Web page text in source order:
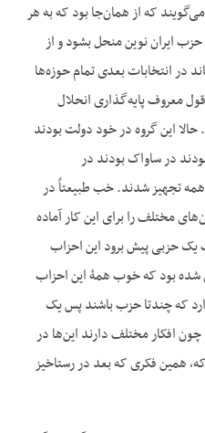
که از همان‌جا بود که به هر
ایران نوین منحل بشود و از
در انتخابات بعدی تمام حوزه‌ها
معروف پایه‌گذاری انحلال
این گروه در خود دولت بودند
در ساواک بودند در
تجهیز شدند. خب طبیعتاً در
مختلف را برای این کار آماده
حزبی پیش برود این احزاب
بود که خوب همۀ این احزاب
که چندتا حزب باشند پس یک
افکار مختلف دارند این‌ها در
همین فکری که بعد در رستاخیز